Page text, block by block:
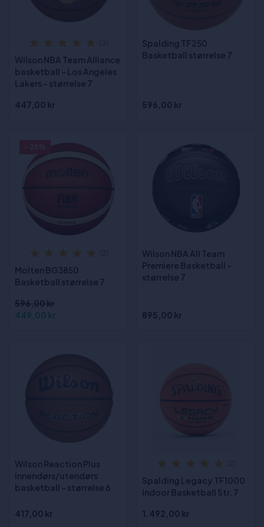
Wilson NBA Team Alliance
basketball - Los Angeles
Lakers - størrelse 7
447,00 kr
Spalding TF250
Basketball størrelse 7
596,00 kr
Molten BG3850
Basketball størrelse 7
596,00 kr
449,00 kr
Wilson NBA All Team
Premiere Basketball -
størrelse 7
895,00 kr
Wilson Reaction Plus
innendørs/utendørs
basketball - størrelse 6
417,00 kr
Spalding Legacy TF1000
Indoor Basketball Str. 7
1.492,00 kr